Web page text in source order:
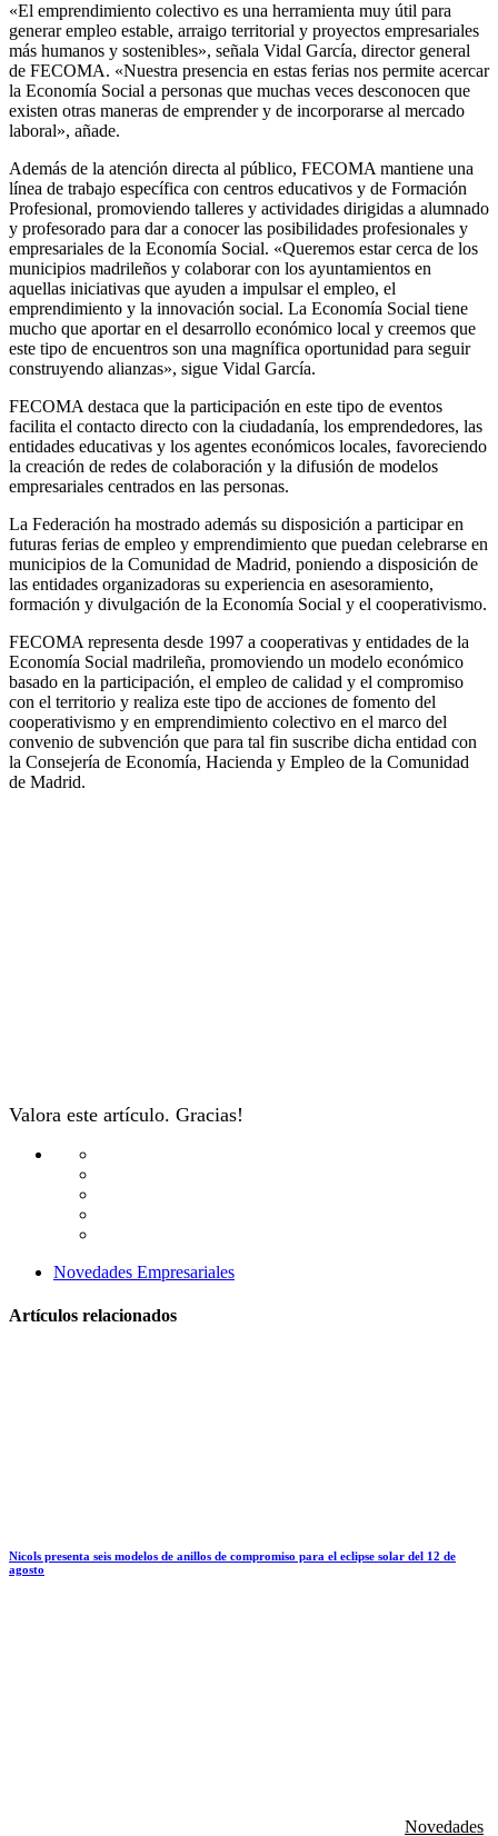
«El emprendimiento colectivo es una herramienta muy útil para
generar empleo estable, arraigo territorial y proyectos empresariales
más humanos y sostenibles», señala Vidal García, director general
de FECOMA. «Nuestra presencia en estas ferias nos permite acercar
la Economía Social a personas que muchas veces desconocen que
existen otras maneras de emprender y de incorporarse al mercado
laboral», añade.
Además de la atención directa al público, FECOMA mantiene una
línea de trabajo específica con centros educativos y de Formación
Profesional, promoviendo talleres y actividades dirigidas a alumnado
y profesorado para dar a conocer las posibilidades profesionales y
empresariales de la Economía Social. «Queremos estar cerca de los
municipios madrileños y colaborar con los ayuntamientos en
aquellas iniciativas que ayuden a impulsar el empleo, el
emprendimiento y la innovación social. La Economía Social tiene
mucho que aportar en el desarrollo económico local y creemos que
este tipo de encuentros son una magnífica oportunidad para seguir
construyendo alianzas», sigue Vidal García.
FECOMA destaca que la participación en este tipo de eventos
facilita el contacto directo con la ciudadanía, los emprendedores, las
entidades educativas y los agentes económicos locales, favoreciendo
la creación de redes de colaboración y la difusión de modelos
empresariales centrados en las personas.
La Federación ha mostrado además su disposición a participar en
futuras ferias de empleo y emprendimiento que puedan celebrarse en
municipios de la Comunidad de Madrid, poniendo a disposición de
las entidades organizadoras su experiencia en asesoramiento,
formación y divulgación de la Economía Social y el cooperativismo.
FECOMA representa desde 1997 a cooperativas y entidades de la
Economía Social madrileña, promoviendo un modelo económico
basado en la participación, el empleo de calidad y el compromiso
con el territorio y realiza este tipo de acciones de fomento del
cooperativismo y en emprendimiento colectivo en el marco del
convenio de subvención que para tal fin suscribe dicha entidad con
la Consejería de Economía, Hacienda y Empleo de la Comunidad
de Madrid.
Valora este artículo. Gracias!
Novedades Empresariales
Artículos relacionados
Nicols presenta seis modelos de anillos de compromiso para el eclipse solar del 12 de
agosto
Novedades